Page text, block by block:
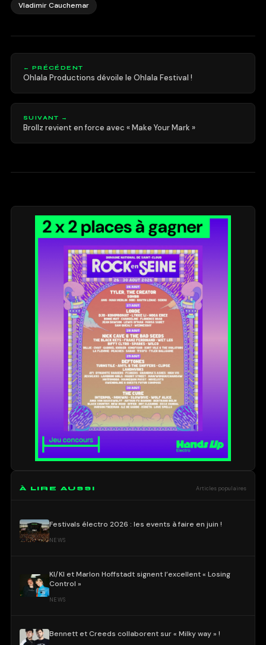
Vladimir Cauchemar
← PRÉCÉDENT
Ohlala Productions dévoile le Ohlala Festival !
SUIVANT →
Brollz revient en force avec « Make Your Mark »
À LIRE AUSSI Articles populaires
Festivals électro 2026 : les events à faire en juin !
NEWS
KI/KI et Marlon Hoffstadt signent l’excellent « Losing
Control »
NEWS
Bennett et Creeds collaborent sur « Milky way » !